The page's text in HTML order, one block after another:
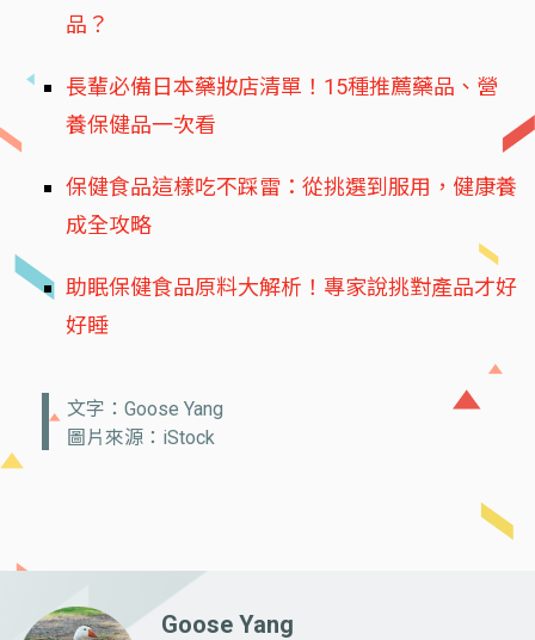
品？
長輩必備日本藥妝店清單！15種推薦藥品、營
養保健品一次看
保健食品這樣吃不踩雷：從挑選到服用，健康養
成全攻略
助眠保健食品原料大解析！專家說挑對產品才好
好睡
文字：Goose Yang
圖片來源：iStock
Goose Yang